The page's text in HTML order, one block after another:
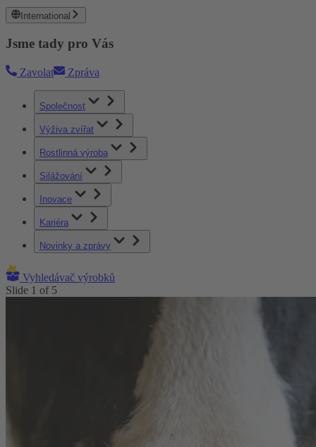
International
Jsme tady pro Vás
Zavolat Zpráva
Společnost
Výživa zvířat
Rostlinná výroba
Silážování
Inovace
Kariéra
Novinky a zprávy
Vyhledávač výrobků
Slide 1 of 5